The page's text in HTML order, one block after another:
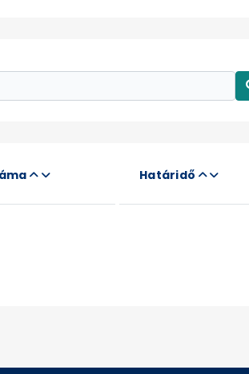
Határidő